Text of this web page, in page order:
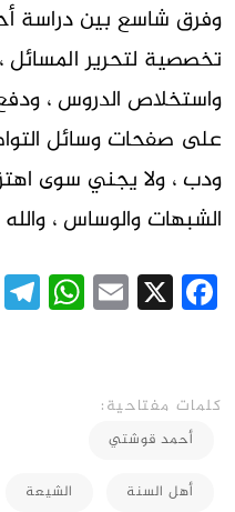
وفرق شاسع بين دراسة
تخصصية لتحرير المسائل
واستخلاص الدروس ،
على صفحات وسائل
ودب ، ولا يجني سوى
الشبهات والوساس ،
Facebook
X
Email
كلمات مفتاحية:
أحمد قوشتي
أهل السنة الشيعة